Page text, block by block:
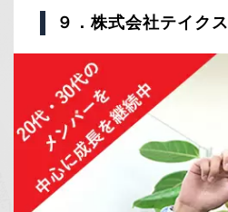
９．株式会社テイクス